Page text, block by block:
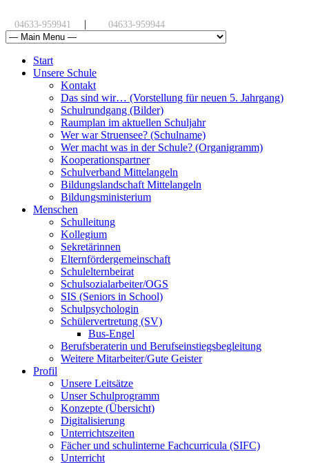
04633-959941 | 04633-959944
Start
Unsere Schule
Kontakt
Das sind wir… (Vorstellung für neuen 5. Jahrgang)
Schulrundgang (Bilder)
Raumplan im aktuellen Schuljahr
Wer war Struensee? (Schulname)
Wer macht was in der Schule? (Organigramm)
Kooperationspartner
Schulverband Mittelangeln
Bildungslandschaft Mittelangeln
Bildungsministerium
Menschen
Schulleitung
Kollegium
Sekretärinnen
Elternfördergemeinschaft
Schulelternbeirat
Schulsozialarbeiter/OGS
SIS (Seniors in School)
Schulpsychologin
Schülervertretung (SV)
Bus-Engel
Berufsberaterin und Berufseinstiegsbegleitung
Weitere Mitarbeiter/Gute Geister
Profil
Unsere Leitsätze
Unser Schulprogramm
Konzepte (Übersicht)
Digitalisierung
Unterrichtszeiten
Fächer und schulinterne Fachcurricula (SIFC)
Unterricht